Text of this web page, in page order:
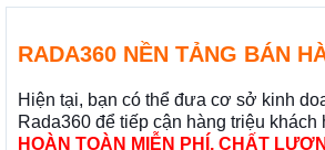
RADA360 NỀN TẢNG BÁN
Hiện tại, bạn có thể đưa cơ sở kinh
Rada360 để tiếp cận hàng triệu khách
HOÀN TOÀN MIỄN PHÍ, CHẤT